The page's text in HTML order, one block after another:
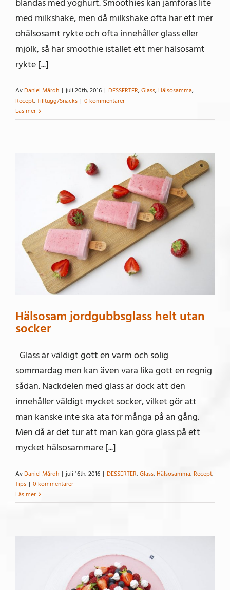
med milkshake, men då milkshake ofta har ett mer
ohälsosamt rykte och ofta innehåller glass eller
mjölk, så har smoothie istället ett mer hälsosamt
rykte [...]
Av Daniel Mårdh | juli 20th, 2016 | DESSERTER, Glass, Hälsosamma,
Recept, Tilltugg/Snacks | 0 kommentarer
Läs mer
Hälsosam jordgubbsglass helt utan
socker
Glass är väldigt gott en varm och solig
sommardag men kan även vara lika gott en regnig
sådan. Nackdelen med glass är dock att den
innehåller väldigt mycket socker, vilket gör att
man kanske inte ska äta för många på än gång.
Men då är det tur att man kan göra glass på ett
mycket hälsosammare [...]
Av Daniel Mårdh | juli 16th, 2016 | DESSERTER, Glass, Hälsosamma, Recept,
Tips | 0 kommentarer
Läs mer